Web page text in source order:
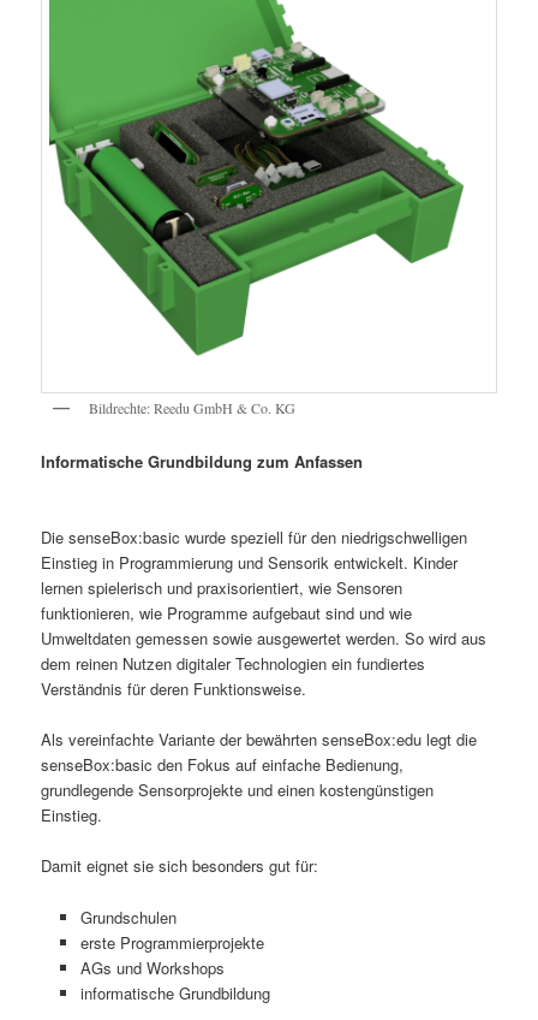
Bildrechte: Reedu GmbH & Co. KG
Informatische Grundbildung zum Anfassen
Die senseBox:basic wurde speziell für den niedrigschwelligen
Einstieg in Programmierung und Sensorik entwickelt. Kinder
lernen spielerisch und praxisorientiert, wie Sensoren
funktionieren, wie Programme aufgebaut sind und wie
Umweltdaten gemessen sowie ausgewertet werden. So wird aus
dem reinen Nutzen digitaler Technologien ein fundiertes
Verständnis für deren Funktionsweise.
Als vereinfachte Variante der bewährten senseBox:edu legt die
senseBox:basic den Fokus auf einfache Bedienung,
grundlegende Sensorprojekte und einen kostengünstigen
Einstieg.
Damit eignet sie sich besonders gut für:
Grundschulen
erste Programmierprojekte
AGs und Workshops
informatische Grundbildung